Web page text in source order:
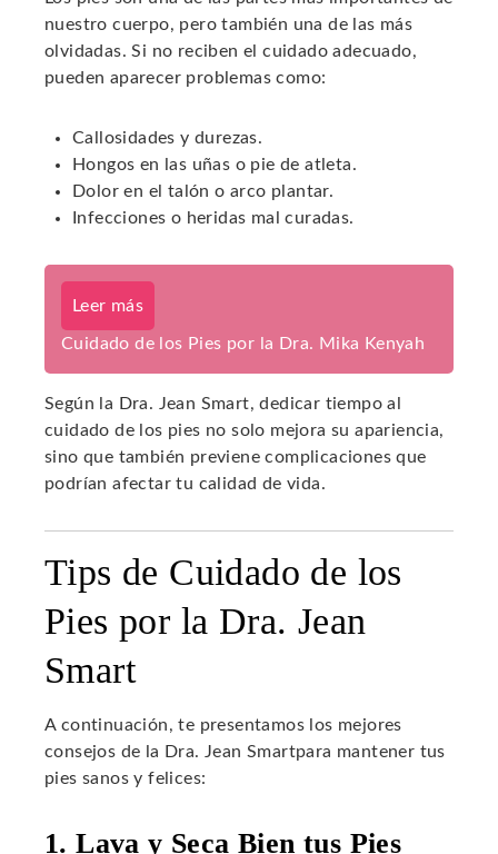
nuestro cuerpo, pero también una de las más
olvidadas. Si no reciben el cuidado adecuado,
pueden aparecer problemas como:
Callosidades y durezas.
Hongos en las uñas o pie de atleta.
Dolor en el talón o arco plantar.
Infecciones o heridas mal curadas.
Leer más
Cuidado de los Pies por la Dra. Mika Kenyah
Según la Dra. Jean Smart, dedicar tiempo al
cuidado de los pies no solo mejora su apariencia,
sino que también previene complicaciones que
podrían afectar tu calidad de vida.
Tips de Cuidado de los
Pies por la Dra. Jean
Smart
A continuación, te presentamos los mejores
consejos de la Dra. Jean Smartpara mantener tus
pies sanos y felices:
1. Lava y Seca Bien tus Pies